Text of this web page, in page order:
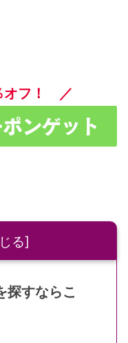
オフ！ ／
探すならこ